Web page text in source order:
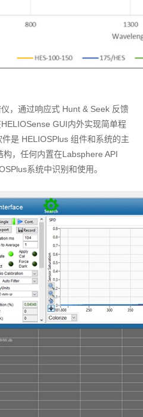
，通过响应式 Hunt & Seek 反馈
GUI内外实现简单程
是 HELIOSPlus 组件和系统的主
，任何内置在Labsphere API
系统中识别和使用。